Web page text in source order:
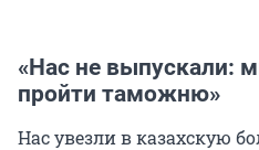
«Нас не выпускали:
пройти таможню»
Нас увезли в казахскую